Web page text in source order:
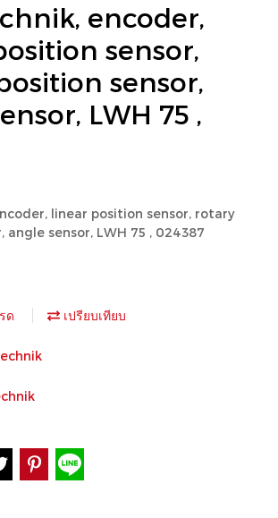
encoder,
sensor,
sensor,
LWH 75 ,
linear position sensor, rotary
angle sensor, LWH 75 , 024387
ด เปรียบเทียบ